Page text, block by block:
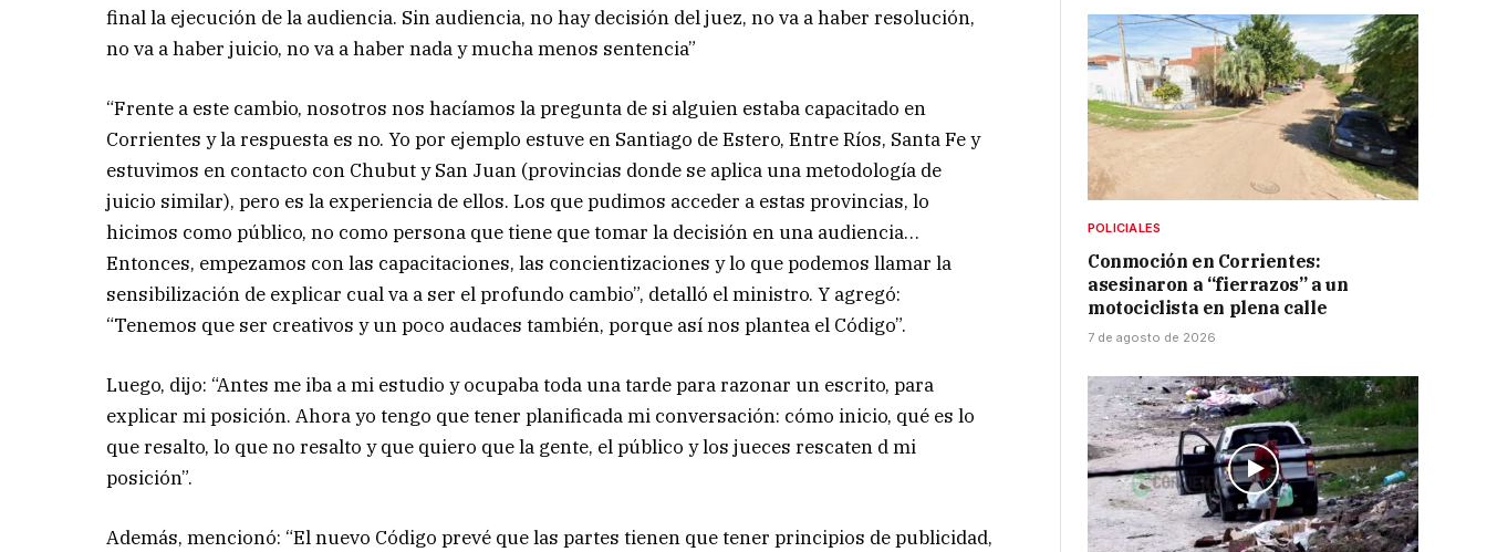
final la ejecución de la audiencia. Sin audiencia, no hay decisión del juez, no va a haber resolución,
no va a haber juicio, no va a haber nada y mucha menos sentencia”
“Frente a este cambio, nosotros nos hacíamos la pregunta de si alguien estaba capacitado en
Corrientes y la respuesta es no. Yo por ejemplo estuve en Santiago de Estero, Entre Ríos, Santa Fe y
estuvimos en contacto con Chubut y San Juan (provincias donde se aplica una metodología de
juicio similar), pero es la experiencia de ellos. Los que pudimos acceder a estas provincias, lo
hicimos como público, no como persona que tiene que tomar la decisión en una audiencia…
Entonces, empezamos con las capacitaciones, las concientizaciones y lo que podemos llamar la
sensibilización de explicar cual va a ser el profundo cambio”, detalló el ministro. Y agregó:
“Tenemos que ser creativos y un poco audaces también, porque así nos plantea el Código”.
Luego, dijo: “Antes me iba a mi estudio y ocupaba toda una tarde para razonar un escrito, para
explicar mi posición. Ahora yo tengo que tener planificada mi conversación: cómo inicio, qué es lo
que resalto, lo que no resalto y que quiero que la gente, el público y los jueces rescaten d mi
posición”.
Además, mencionó: “El nuevo Código prevé que las partes tienen que tener principios de publicidad,
POLICIALES
Conmoción en Corrientes:
asesinaron a “fierrazos” a un
motociclista en plena calle
7 de agosto de 2026